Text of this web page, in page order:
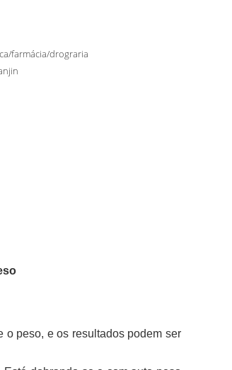
farmácia/drograria
o peso, e os resultados podem ser